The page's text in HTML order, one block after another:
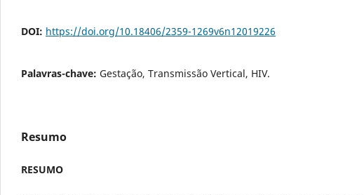
DOI: https://doi.org/10.18406/2359-1269v6n12019226
Palavras-chave: Gestação, Transmissão Vertical, HIV.
Resumo
RESUMO